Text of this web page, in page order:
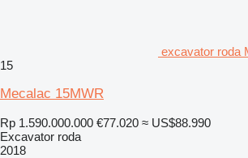
excavator roda
15
Mecalac 15MWR
Rp 1.590.000.000 €77.020 ≈ US$88.990
Excavator roda
2018